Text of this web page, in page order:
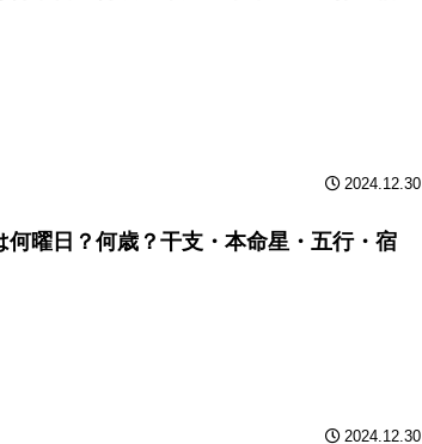
2024.12.30
何曜日？何歳？干支・本命星・五行・宿
2024.12.30